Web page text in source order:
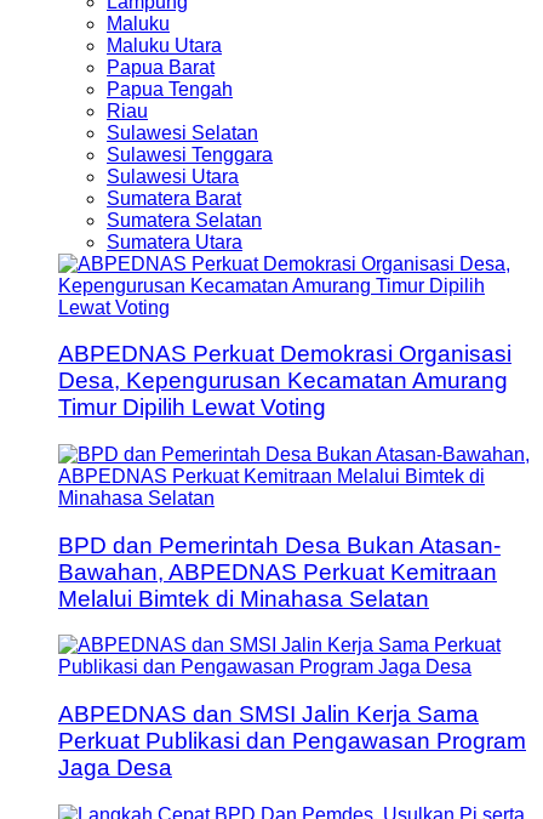
Maluku
Maluku Utara
Papua Barat
Papua Tengah
Riau
Sulawesi Selatan
Sulawesi Tenggara
Sulawesi Utara
Sumatera Barat
Sumatera Selatan
Sumatera Utara
ABPEDNAS Perkuat Demokrasi Organisasi
Desa, Kepengurusan Kecamatan Amurang
Timur Dipilih Lewat Voting
BPD dan Pemerintah Desa Bukan Atasan-
Bawahan, ABPEDNAS Perkuat Kemitraan
Melalui Bimtek di Minahasa Selatan
ABPEDNAS dan SMSI Jalin Kerja Sama
Perkuat Publikasi dan Pengawasan Program
Jaga Desa